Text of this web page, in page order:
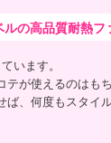
の高品質耐熱フ
います。
テが使えるのはも
ば、何度もスタイ